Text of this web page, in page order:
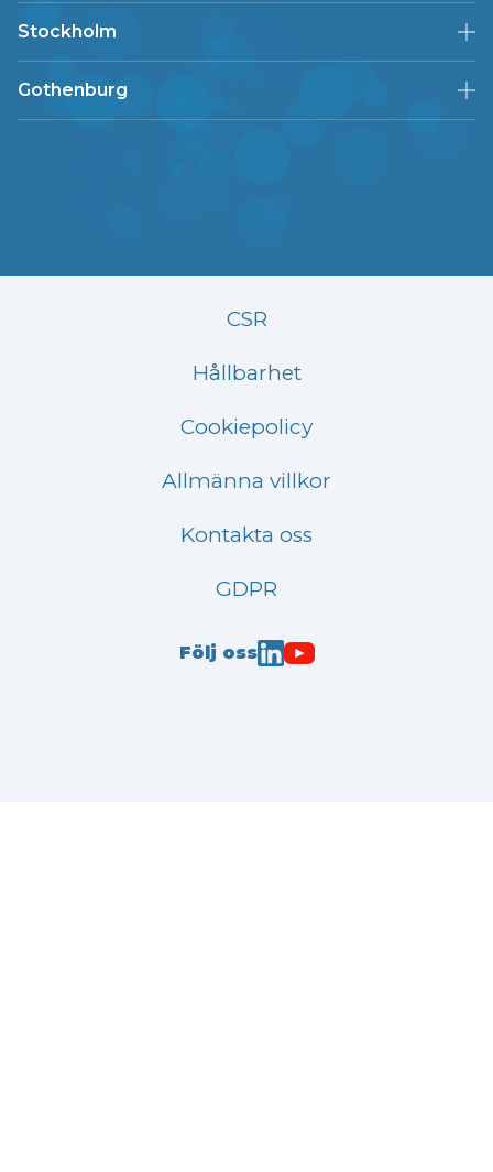
Stockholm
Gothenburg
CSR
Hållbarhet
Cookiepolicy
Allmänna villkor
Kontakta oss
GDPR
Följ oss